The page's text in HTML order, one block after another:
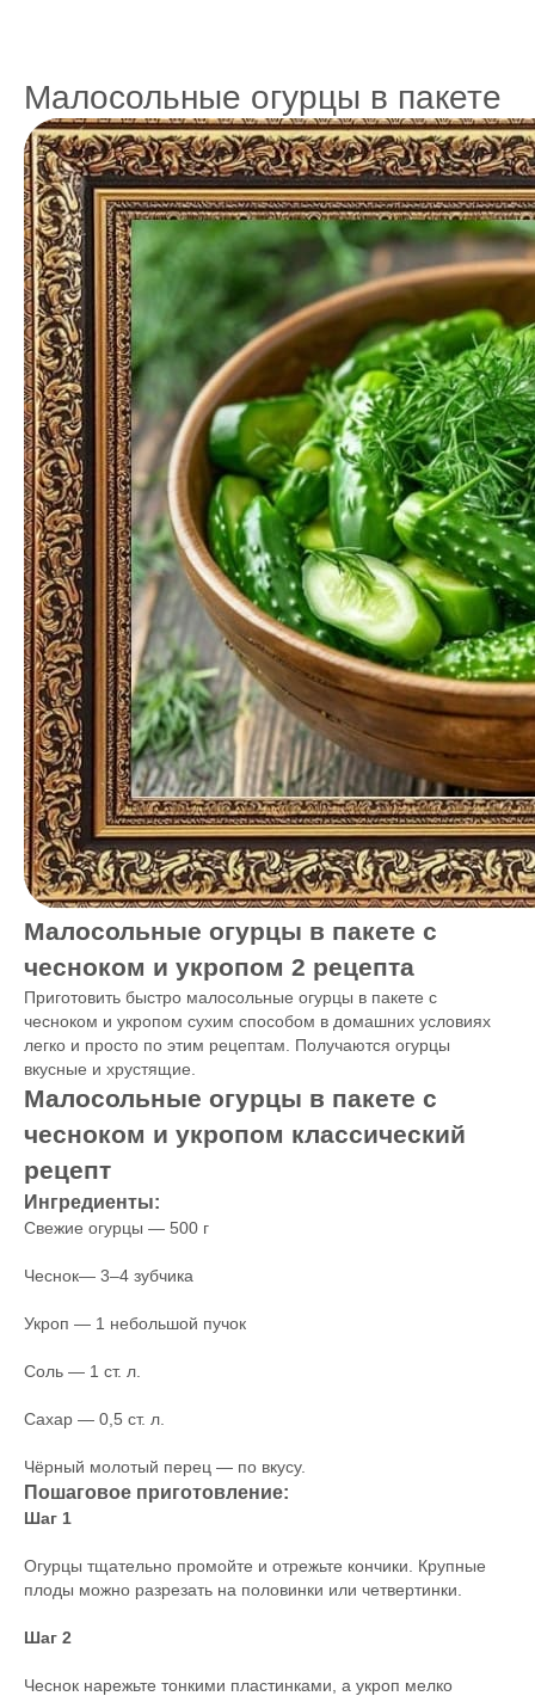
Малосольные огурцы в пакете
Малосольные огурцы в пакете с
чесноком и укропом 2 рецепта
Приготовить быстро малосольные огурцы в пакете с
чесноком и укропом сухим способом в домашних условиях
легко и просто по этим рецептам. Получаются огурцы
вкусные и хрустящие.
Малосольные огурцы в пакете с
чесноком и укропом классический
рецепт
Ингредиенты:
Свежие огурцы — 500 г
Чеснок— 3–4 зубчика
Укроп — 1 небольшой пучок
Соль — 1 ст. л.
Сахар — 0,5 ст. л.
Чёрный молотый перец — по вкусу.
Пошаговое приготовление:
Шаг 1
Огурцы тщательно промойте и отрежьте кончики. Крупные
плоды можно разрезать на половинки или четвертинки.
Шаг 2
Чеснок нарежьте тонкими пластинками, а укроп мелко